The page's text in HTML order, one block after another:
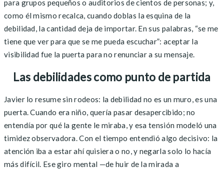
para grupos pequeños o auditorios de cientos de personas; y,
como él mismo recalca, cuando doblas la esquina de la
debilidad, la cantidad deja de importar. En sus palabras, “se me
tiene que ver para que se me pueda escuchar”: aceptar la
visibilidad fue la puerta para no renunciar a su mensaje.
Las debilidades como punto de partida
Javier lo resume sin rodeos: la debilidad no es un muro, es una
puerta. Cuando era niño, quería pasar desapercibido; no
entendía por qué la gente le miraba, y esa tensión modeló una
timidez observadora. Con el tiempo entendió algo decisivo: la
atención iba a estar ahí quisiera o no, y negarla solo lo hacía
más difícil. Ese giro mental —de huir de la mirada a